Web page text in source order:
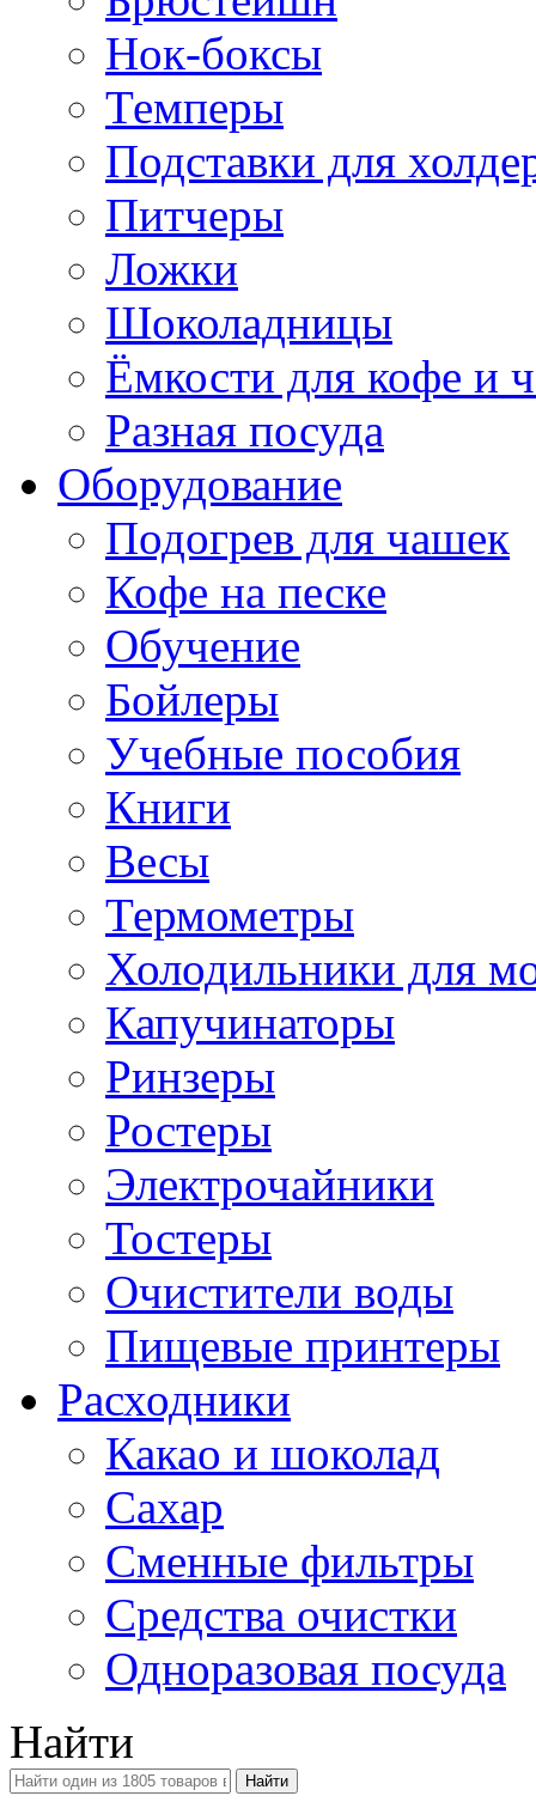
Нок-боксы
Темперы
Подставки для
Питчеры
Ложки
Шоколадницы
Ёмкости для кофе и
Разная посуда
Оборудование
Подогрев для чашек
Кофе на песке
Обучение
Бойлеры
Учебные пособия
Книги
Весы
Термометры
Холодильники для
Капучинаторы
Ринзеры
Ростеры
Электрочайники
Тостеры
Очистители воды
Пищевые принтеры
Расходники
Какао и шоколад
Сахар
Сменные фильтры
Средства очистки
Одноразовая посуда
Найти